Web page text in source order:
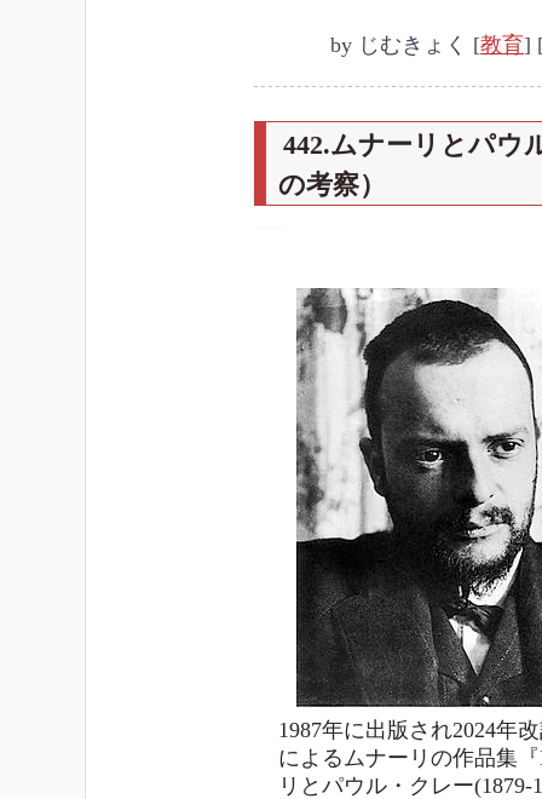
by じむきょく [教育]
442.ムナーリとパウ
の考察）
1987年に出版され2024年
によるムナーリの作品集
リとパウル・クレー